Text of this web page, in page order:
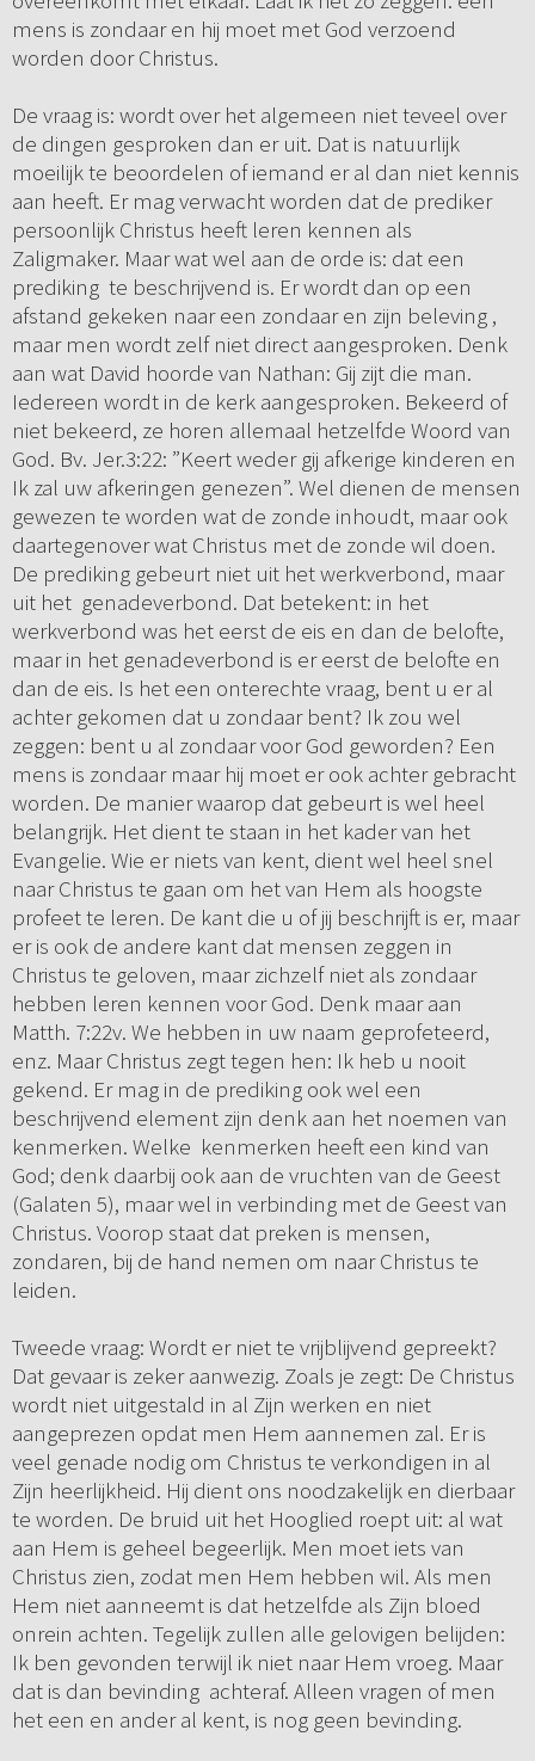
mens is zondaar en hij moet met God verzoend
worden door Christus.
De vraag is: wordt over het algemeen niet teveel over
de dingen gesproken dan er uit. Dat is natuurlijk
moeilijk te beoordelen of iemand er al dan niet kennis
aan heeft. Er mag verwacht worden dat de prediker
persoonlijk Christus heeft leren kennen als
Zaligmaker. Maar wat wel aan de orde is: dat een
prediking te beschrijvend is. Er wordt dan op een
afstand gekeken naar een zondaar en zijn beleving ,
maar men wordt zelf niet direct aangesproken. Denk
aan wat David hoorde van Nathan: Gij zijt die man.
Iedereen wordt in de kerk aangesproken. Bekeerd of
niet bekeerd, ze horen allemaal hetzelfde Woord van
God. Bv. Jer.3:22: ”Keert weder gij afkerige kinderen en
Ik zal uw afkeringen genezen”. Wel dienen de mensen
gewezen te worden wat de zonde inhoudt, maar ook
daartegenover wat Christus met de zonde wil doen.
De prediking gebeurt niet uit het werkverbond, maar
uit het genadeverbond. Dat betekent: in het
werkverbond was het eerst de eis en dan de belofte,
maar in het genadeverbond is er eerst de belofte en
dan de eis. Is het een onterechte vraag, bent u er al
achter gekomen dat u zondaar bent? Ik zou wel
zeggen: bent u al zondaar voor God geworden? Een
mens is zondaar maar hij moet er ook achter gebracht
worden. De manier waarop dat gebeurt is wel heel
belangrijk. Het dient te staan in het kader van het
Evangelie. Wie er niets van kent, dient wel heel snel
naar Christus te gaan om het van Hem als hoogste
profeet te leren. De kant die u of jij beschrijft is er, maar
er is ook de andere kant dat mensen zeggen in
Christus te geloven, maar zichzelf niet als zondaar
hebben leren kennen voor God. Denk maar aan
Matth. 7:22v. We hebben in uw naam geprofeteerd,
enz. Maar Christus zegt tegen hen: Ik heb u nooit
gekend. Er mag in de prediking ook wel een
beschrijvend element zijn denk aan het noemen van
kenmerken. Welke kenmerken heeft een kind van
God; denk daarbij ook aan de vruchten van de Geest
(Galaten 5), maar wel in verbinding met de Geest van
Christus. Voorop staat dat preken is mensen,
zondaren, bij de hand nemen om naar Christus te
leiden.
Tweede vraag: Wordt er niet te vrijblijvend gepreekt?
Dat gevaar is zeker aanwezig. Zoals je zegt: De Christus
wordt niet uitgestald in al Zijn werken en niet
aangeprezen opdat men Hem aannemen zal. Er is
veel genade nodig om Christus te verkondigen in al
Zijn heerlijkheid. Hij dient ons noodzakelijk en dierbaar
te worden. De bruid uit het Hooglied roept uit: al wat
aan Hem is geheel begeerlijk. Men moet iets van
Christus zien, zodat men Hem hebben wil. Als men
Hem niet aanneemt is dat hetzelfde als Zijn bloed
onrein achten. Tegelijk zullen alle gelovigen belijden:
Ik ben gevonden terwijl ik niet naar Hem vroeg. Maar
dat is dan bevinding achteraf. Alleen vragen of men
het een en ander al kent, is nog geen bevinding.